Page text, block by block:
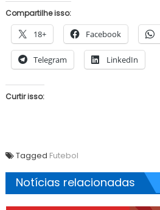
Compartilhe isso:
18+ Facebook
Telegram LinkedIn
Curtir isso:
Tagged Futebol
Notícias relacionadas